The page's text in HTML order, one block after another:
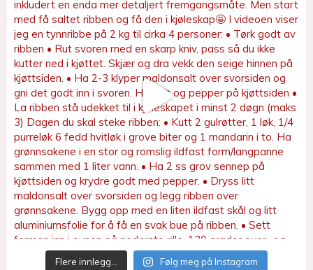
Flere innlegg… Følg meg på Instagram